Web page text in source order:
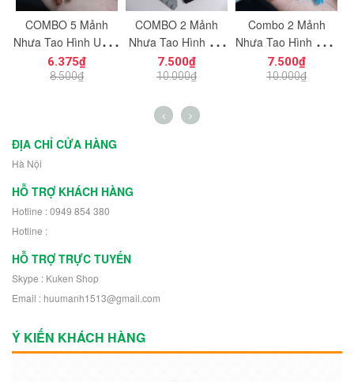
COMBO 5 Mảnh
Nhựa Tạo Hình Uống
Cong Dùng Cho Mô
Hình Nhân Vật Mini
6.375₫
8.500₫
COMBO 2 Mảnh
Nhựa Tạo Hình Vát
Cắt Góc 8x8
NO.1727 Dùng Cho
Robot 30504
7.500₫
10.000₫
Combo 2 Mảnh
Nhựa Tạo Hình Hiệu
Ứng Năng Lượng
NO.1726 Dùng
7.500₫
10.000₫
ĐỊA CHỈ CỬA HÀNG
Hà Nội
HỖ TRỢ KHÁCH HÀNG
Hotline : 0949 854 380
Hotline :
HỖ TRỢ TRỰC TUYẾN
Skype : Kuken Shop
Email : huumanh1513@gmail.com
Ý KIẾN KHÁCH HÀNG